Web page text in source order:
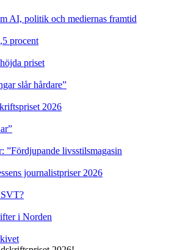
AI, politik och mediernas framtid
procent
priset
slår hårdare”
2026
livsstilsmagasin
journalistpriser 2026
SVT?
i Norden